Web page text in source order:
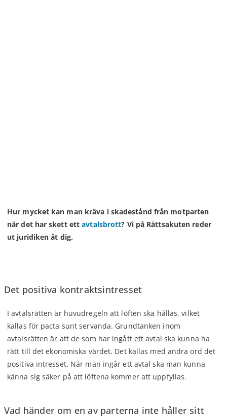
Hur mycket kan man kräva i skadestånd från motparten
när det har skett ettavtalsbrott? Vi på Rättsakuten reder
ut juridiken åt dig.
Det positiva kontraktsintresset
I avtalsrätten är huvudregeln att löften ska hållas, vilket
kallas för pacta sunt servanda. Grundtanken inom
avtalsrätten är att de som har ingått ett avtal ska kunna ha
rätt till det ekonomiska värdet. Det kallas med andra ord det
positiva intresset. När man ingår ett avtal ska man kunna
känna sig säker på att löftena kommer att uppfyllas.
Vad händer om en av parterna inte håller sitt